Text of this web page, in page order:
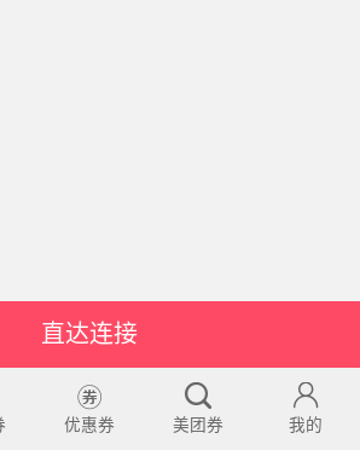
直达连接
优惠券 美团券 我的